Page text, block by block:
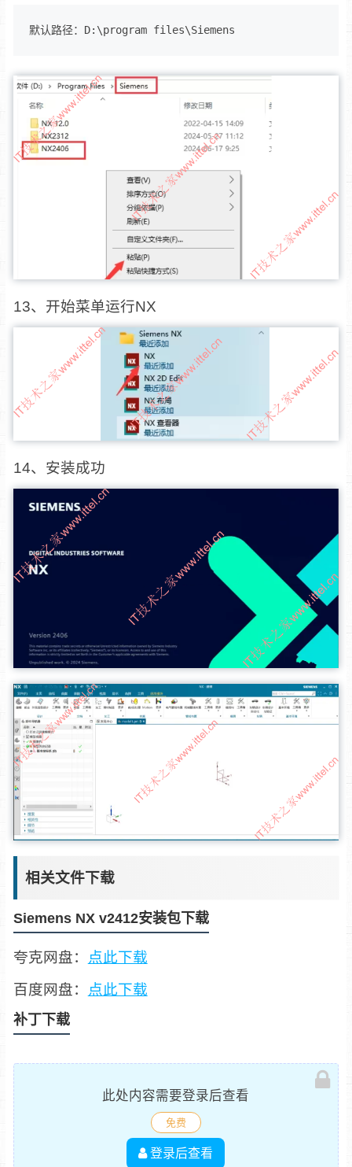
默认路径：D:\program files\Siemens
13、开始菜单运行NX
14、安装成功
相关文件下载
Siemens NX v2412安装包下载
夸克网盘：
点此下载
百度网盘：
点此下载
补丁下载
此处内容需要登录后查看
免费
登录后查看